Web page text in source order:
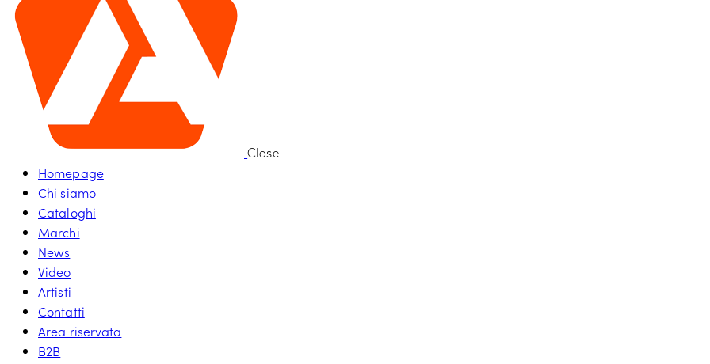
Close
Homepage
Chi siamo
Cataloghi
Marchi
News
Video
Artisti
Contatti
Area riservata
B2B